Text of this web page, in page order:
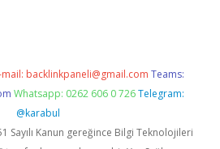
mail: backlinkpaneli@gmail.com Teams:
Whatsapp: 0262 606 0 726 Telegram:
@karabul
Sayılı Kanun gereğince Bilgi Teknolojileri